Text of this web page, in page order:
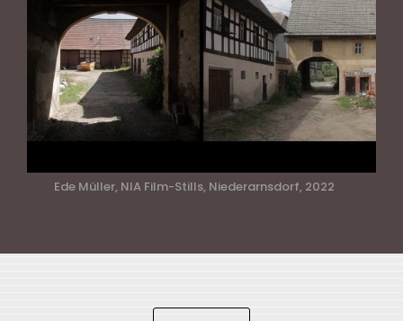
Ede Müller, NIA Film-Stills, Niederarnsdorf, 2022